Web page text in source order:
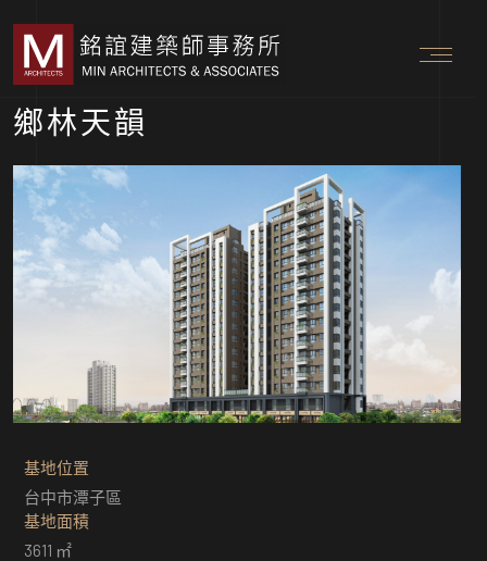
鄉林天韻
基地位置
台中市潭子區
基地面積
3611 ㎡